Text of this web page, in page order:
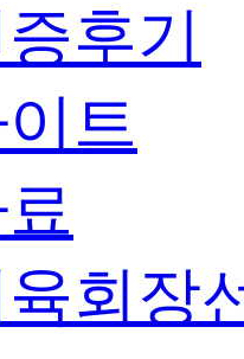
후기
트
회장